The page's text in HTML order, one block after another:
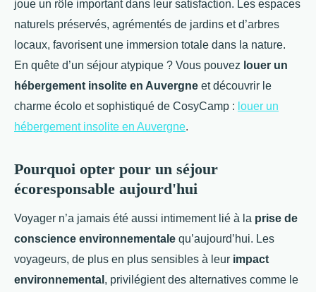
joue un rôle important dans leur satisfaction. Les espaces
naturels préservés, agrémentés de jardins et d’arbres
locaux, favorisent une immersion totale dans la nature.
En quête d’un séjour atypique ? Vous pouvez louer un
hébergement insolite en Auvergne et découvrir le
charme écolo et sophistiqué de CosyCamp : louer un
hébergement insolite en Auvergne.
Pourquoi opter pour un séjour
écoresponsable aujourd'hui
Voyager n’a jamais été aussi intimement lié à la prise de
conscience environnementale qu’aujourd’hui. Les
voyageurs, de plus en plus sensibles à leur impact
environnemental , privilégient des alternatives comme le